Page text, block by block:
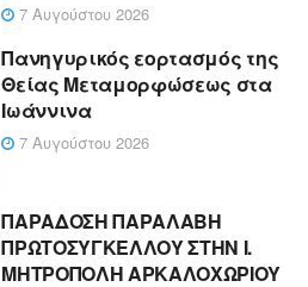
7 Αυγούστου 2026
Πανηγυρικός εορτασμός της
Θείας Μεταμορφώσεως στα
Ιωάννινα
7 Αυγούστου 2026
ΠΑΡΑΔΟΣΗ ΠΑΡΑΛΑΒΗ
ΠΡΩΤΟΣΥΓΚΕΛΛΟΥ ΣΤΗΝ Ι.
ΜΗΤΡΟΠΟΛΗ ΑΡΚΑΛΟΧΩΡΙΟΥ